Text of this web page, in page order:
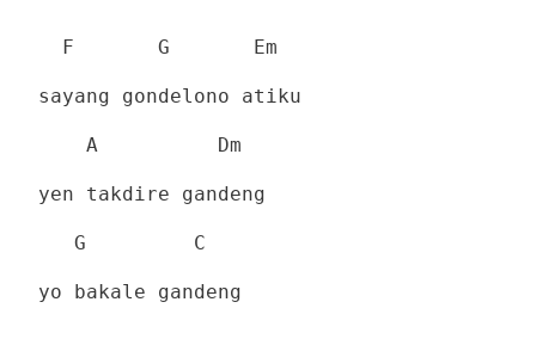
F G Em
sayang gondelono atiku
A Dm
yen takdire gandeng
G C
yo bakale gandeng